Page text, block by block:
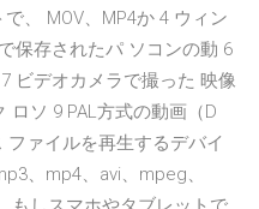
、 MOV、MP4か 4 ウィン
保存されたパ ソコンの動 6
ビデオカメラで撮った 映像
ソ 9 PAL方式の動画（D
ファイルを再生するデバイ
、mp4、avi、mpeg、